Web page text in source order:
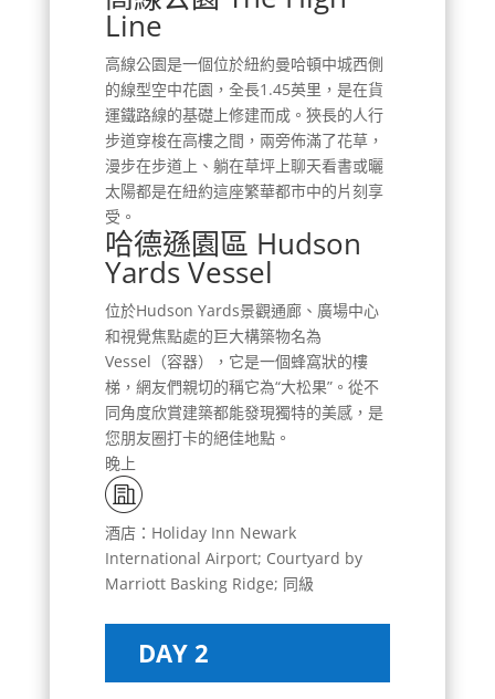
Line
高線公園是一個位於紐約曼哈頓中城西側
的線型空中花園，全長1.45英里，是在貨
運鐵路線的基礎上修建而成。狹長的人行
步道穿梭在高樓之間，兩旁佈滿了花草，
漫步在步道上、躺在草坪上聊天看書或曬
太陽都是在紐約這座繁華都市中的片刻享
受。
哈德遜園區 Hudson
Yards Vessel
位於Hudson Yards景觀通廊、廣場中心
和視覺焦點處的巨大構築物名為
Vessel（容器），它是一個蜂窩狀的樓
梯，網友們親切的稱它為“大松果”。從不
同角度欣賞建築都能發現獨特的美感，是
您朋友圈打卡的絕佳地點。
晚上
酒店：Holiday Inn Newark
International Airport; Courtyard by
Marriott Basking Ridge; 同級
DAY 2